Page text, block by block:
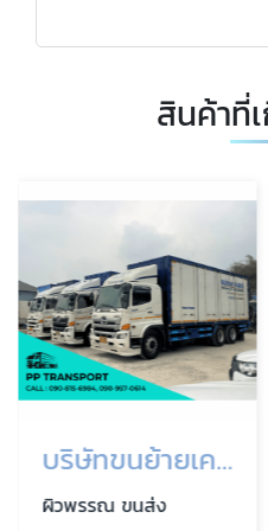
สินค้าที่
บริษัทขนย้ายเครื่องจักร
ผิวพรรณ ขนส่ง